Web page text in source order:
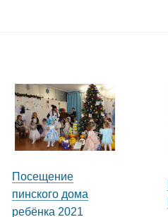
Посещение
пинского дома
ребёнка 2021